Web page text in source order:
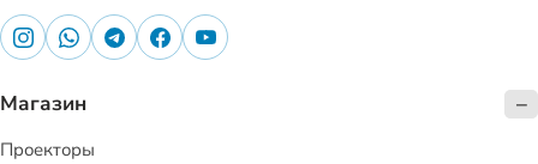
Магазин
Проекторы